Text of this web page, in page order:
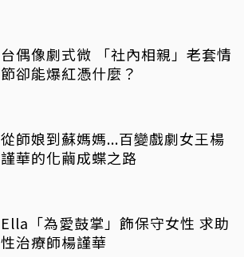
台偶像劇式微 「社內相親」老套情
節卻能爆紅憑什麼？
從師娘到蘇媽媽...百變戲劇女王楊
謹華的化繭成蝶之路
Ella「為愛鼓掌」飾保守女性 求助
性治療師楊謹華